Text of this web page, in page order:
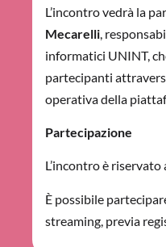
L’incontro vedrà la
Mecarelli ,
informatici UNINT,
partecipanti
operativa della
Partecipazione
L’incontro è
È possibile
streaming, previa